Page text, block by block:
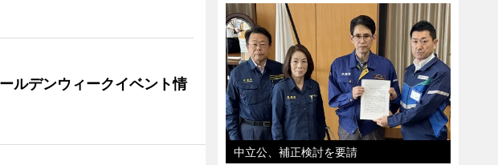
ルデンウィークイベント情
中立公、補正検討を要請